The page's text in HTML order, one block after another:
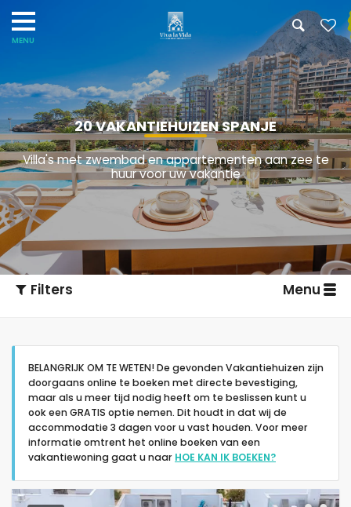
20 VAKANTIEHUIZEN SPANJE
Villa's met zwembad en appartementen aan zee te
huur voor uw vakantie
Filters Menu
Type accommodatie
Mensen
BELANGRIJK OM TE WETEN! De gevonden Vakantiehuizen zijn
doorgaans online te boeken met directe bevestiging,
maar als u meer tijd nodig heeft om te beslissen kunt u
ook een GRATIS optie nemen. Dit houdt in dat wij de
accommodatie 3 dagen voor u vast houden. Voor meer
informatie omtrent het online boeken van een
vakantiewoning gaat u naar HOE KAN IK BOEKEN?